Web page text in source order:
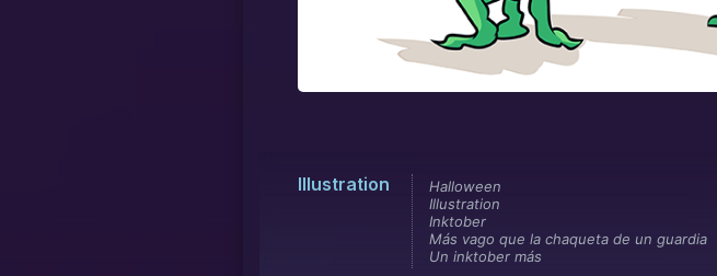
Illustration
Halloween
Illustration
Inktober
Más vago que la chaqueta de un guardia
Un inktober más